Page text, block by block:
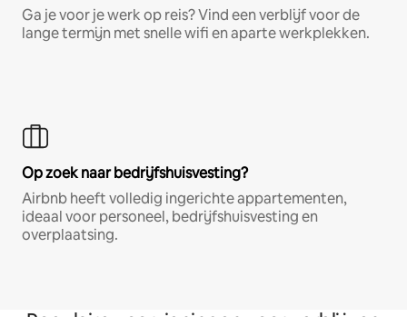
Ga je voor je werk op reis? Vind een verblijf voor de
lange termijn met snelle wifi en aparte werkplekken.
Op zoek naar bedrijfshuisvesting?
Airbnb heeft volledig ingerichte appartementen,
ideaal voor personeel, bedrijfshuisvesting en
overplaatsing.